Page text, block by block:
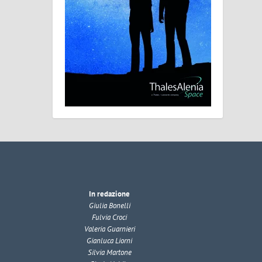
In redazione
Giulia Bonelli
Fulvia Croci
Valeria Guarnieri
Gianluca Liorni
Silvia Martone